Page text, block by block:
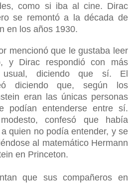
como si iba al cine. Dirac
se remontó a la década de
en los años 1930.
mencionó que le gustaba leer
y Dirac respondió con más
diciendo que sí. El
diciendo que, según los
eran las únicas personas
podían entenderse entre sí.
confesó que había
quien no podía entender, y se
al matemático Hermann
en Princeton.
que sus compañeros en